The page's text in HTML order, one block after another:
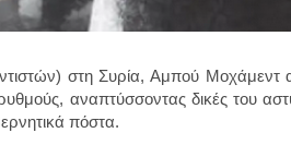
στη Συρία, Αμπού Μοχάμεντ
αναπτύσσοντας δικές του
πόστα.